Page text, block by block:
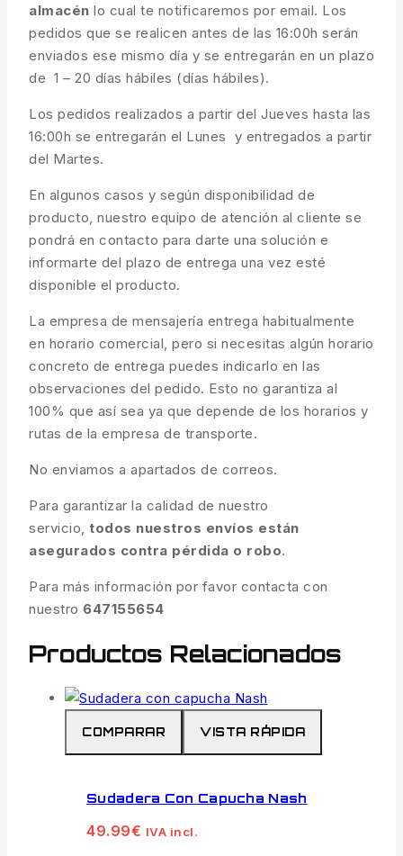
almacén lo cual te notificaremos por email. Los
pedidos que se realicen antes de las 16:00h serán
enviados ese mismo día y se entregarán en un plazo
de 1 – 20 días hábiles (días hábiles).
Los pedidos realizados a partir del Jueves hasta las
16:00h se entregarán el Lunes y entregados a partir
del Martes.
En algunos casos y según disponibilidad de
producto, nuestro equipo de atención al cliente se
pondrá en contacto para darte una solución e
informarte del plazo de entrega una vez esté
disponible el producto.
La empresa de mensajería entrega habitualmente
en horario comercial, pero si necesitas algún horario
concreto de entrega puedes indicarlo en las
observaciones del pedido. Esto no garantiza al
100% que así sea ya que depende de los horarios y
rutas de la empresa de transporte.
No enviamos a apartados de correos.
Para garantizar la calidad de nuestro
servicio, todos nuestros envíos están
asegurados contra pérdida o robo.
Para más información por favor contacta con
nuestro 647155654
Productos Relacionados
COMPARAR VISTA RÁPIDA
Sudadera Con Capucha Nash
49.99€ IVA incl.